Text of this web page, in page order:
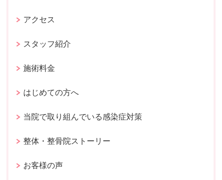
アクセス
スタッフ紹介
施術料金
はじめての方へ
当院で取り組んでいる感染症対策
整体・整骨院ストーリー
お客様の声